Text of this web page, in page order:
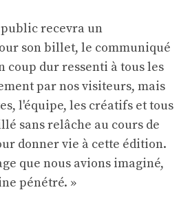
recevra un
son billet, le communiqué
coup dur ressenti à tous les
par nos visiteurs, mais
l'équipe, les créatifs et tous
sans relâche au cours de
donner vie à cette édition.
que nous avions imaginé,
pénétré. »